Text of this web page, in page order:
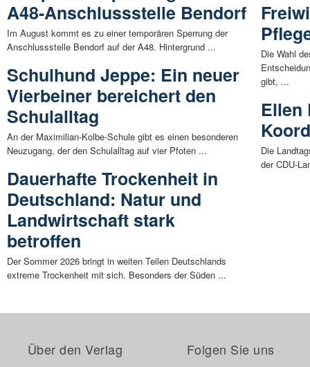
A48-Anschlussstelle Bendorf
Im August kommt es zu einer temporären Sperrung der
Anschlussstelle Bendorf auf der A48. Hintergrund ...
Schulhund Jeppe: Ein neuer
Vierbeiner bereichert den
Schulalltag
An der Maximilian-Kolbe-Schule gibt es einen besonderen
Neuzugang, der den Schulalltag auf vier Pfoten ...
Dauerhafte Trockenheit in
Deutschland: Natur und
Landwirtschaft stark
betroffen
Der Sommer 2026 bringt in weiten Teilen Deutschlands
extreme Trockenheit mit sich. Besonders der Süden ...
Die Wahl
gibt, ...
Ellen
Die
der CDU-
Über den Verlag Folgen Sie uns